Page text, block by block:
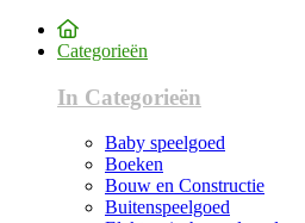
Categorieën
In Categorieën
Baby speelgoed
Boeken
Bouw en Constructie
Buitenspeelgoed